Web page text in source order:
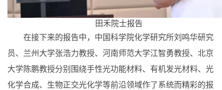
田禾院士报告
在接下来的报告中，中国科学院化学研究所刘鸣华研究
员、兰州大学张浩力教授、河南师范大学江智勇教授、北京
大学陈鹏教授分别围绕手性光功能材料、有机发光材料、光
化学合成、生物正交光化学等前沿领域作了系统而精彩的报